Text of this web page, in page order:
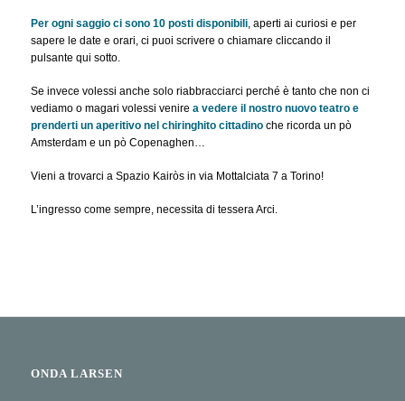
Per ogni saggio ci sono 10 posti disponibili, aperti ai curiosi e per
sapere le date e orari, ci puoi scrivere o chiamare cliccando il
pulsante qui sotto.
Se invece volessi anche solo riabbracciarci perché è tanto che non ci
vediamo o magari volessi venire a vedere il nostro nuovo teatro e
prenderti un aperitivo nel chiringhito cittadinoche ricorda un pò
Amsterdam e un pò Copenaghen…
Vieni a trovarci a Spazio Kairòs in via Mottalciata 7 a Torino!
L’ingresso come sempre, necessita di tessera Arci.
ONDA LARSEN